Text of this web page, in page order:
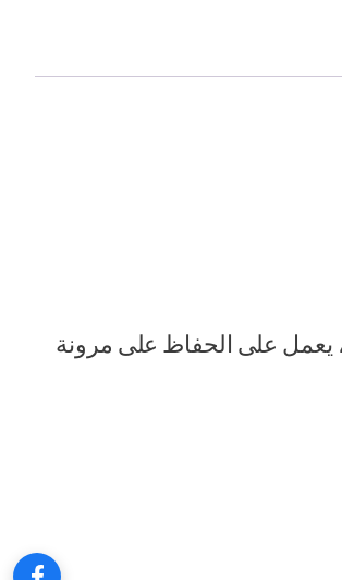
يعمل على الحفاظ على مرونة